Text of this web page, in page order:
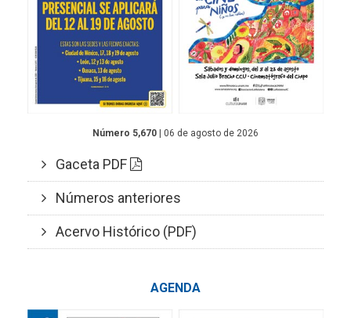
Número 5,670 | 06 de agosto de 2026
Gaceta PDF
Números anteriores
Acervo Histórico (PDF)
AGENDA